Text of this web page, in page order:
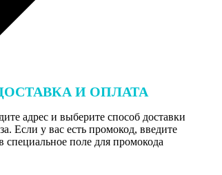
И ОПЛАТА
адрес и выберите способ доставки
Если у вас есть промокод, введите
специальное поле для промокода